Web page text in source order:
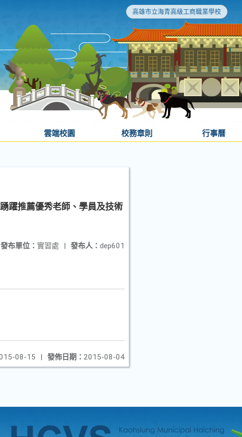
高雄市立海青高級工商職業學校
雲端校園 校務章則 行事曆
躍推薦優秀老師、學員及技術
發布人： dep601
發布單位： 實習處 |
發佈日期： 2015-08-04
08-15 |